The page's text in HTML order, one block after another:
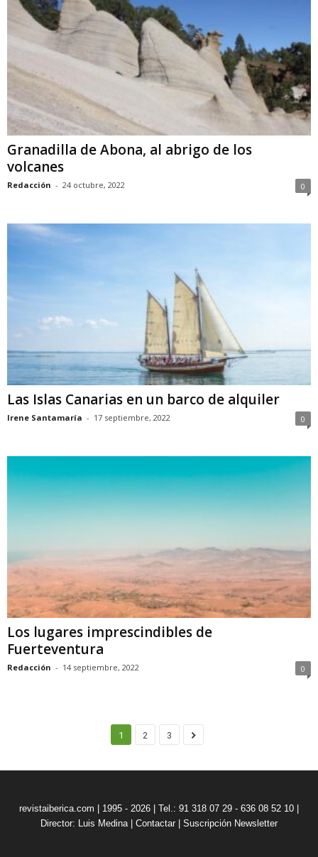
Granadilla de Abona, al abrigo de los
volcanes
Redacción - 24 octubre, 2022 0
Las Islas Canarias en un barco de alquiler
Irene Santamaría - 17 septiembre, 2022 0
Los lugares imprescindibles de
Fuerteventura
Redacción - 14 septiembre, 2022 0
1 2 3
revistaiberica.com | 1995 - 2026 | Tel.: 91 318 07 29 - 636 08 52 10 |
Director: Luis Medina| Contactar Suscripción Newsletter